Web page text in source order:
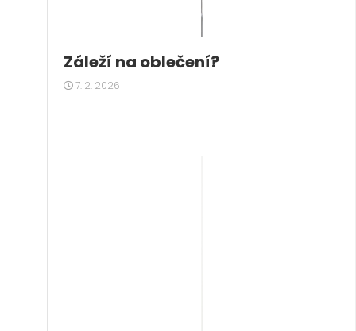
Záleží na oblečení?
7. 2. 2026